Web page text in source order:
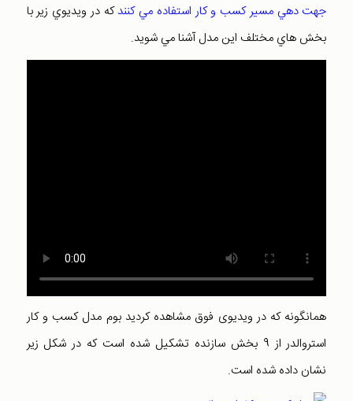
جهت دهي مسير کسب و کار استفاده مي کنندکه در ويديوي زير با
بخش هاي مختلف اين مدل آشنا مي شويد.
همانگونه که در ويديوی فوق مشاهده کرديد بوم مدل کسب و کار
استروالدر از 9 بخش سازنده تشکيل شده است که در شکل زير
نشان داده شده است.